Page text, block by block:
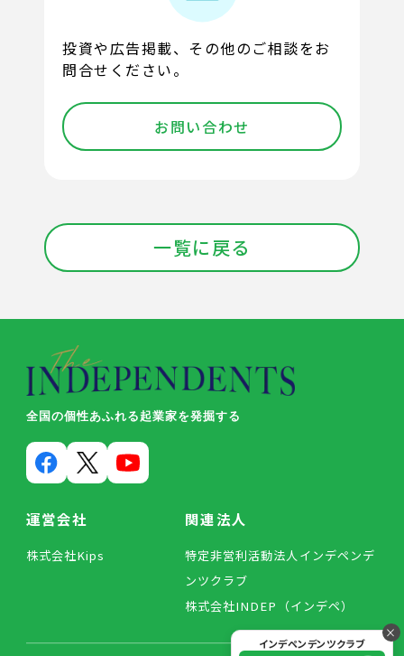
投資や広告掲載、その他のご相談をお
問合せください。
お問い合わせ
一覧に戻る
×
インデペンデンツクラブ
全国の個性あふれる起業家を発掘する
運営会社
株式会社Kips
関連法人
特定非営利活動法人インデペンデ
ンツクラブ
株式会社INDEP（インデペ）